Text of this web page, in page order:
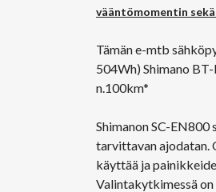
vääntömomentin
Tämän e-mtb
504Wh) Shimano
n.100km*
Shimanon SC-
tarvittavan ajodatan.
käyttää ja
Valintakytkimessä